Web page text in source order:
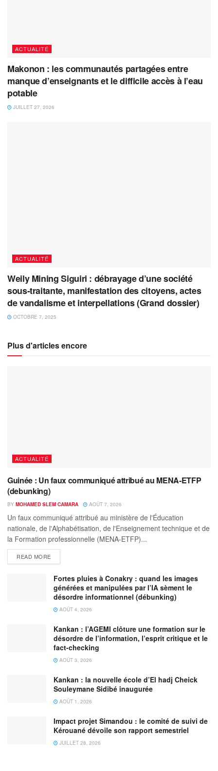
ACTUALITÉ
Makonon : les communautés partagées entre
manque d’enseignants et le difficile accès à l’eau
potable
JUILLET 27, 2026
ACTUALITÉ
Weily Mining Siguiri : débrayage d’une société
sous-traitante, manifestation des citoyens, actes
de vandalisme et interpellations (Grand dossier)
OCTOBRE 7, 2025
Plus d'articles encore
ACTUALITÉ
Guinée : Un faux communiqué attribué au MENA-ETFP
(debunking)
BY MOHAMED SLEM CAMARA AOÛT 7, 2026
Un faux communiqué attribué au ministère de l'Éducation
nationale, de l'Alphabétisation, de l'Enseignement technique et de
la Formation professionnelle (MENA-ETFP)...
READ MORE
Fortes pluies à Conakry : quand les images
générées et manipulées par l’IA sèment le
désordre informationnel (débunking)
AOÛT 4, 2026
Kankan : l’AGEMI clôture une formation sur le
désordre de l’information, l’esprit critique et le
fact-checking
AOÛT 3, 2026
Kankan : la nouvelle école d’El hadj Cheick
Souleymane Sidibé inaugurée
AOÛT 1, 2026
Impact projet Simandou : le comité de suivi de
Kérouané dévoile son rapport semestriel
JUILLET 28, 2026